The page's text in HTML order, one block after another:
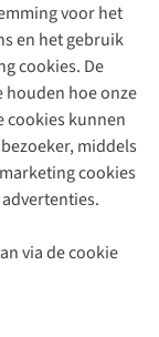
voor het
en het gebruik
cookies. De
houden hoe onze
cookies kunnen
middels
cookies
via de cookie